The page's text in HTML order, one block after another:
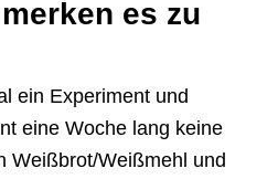
es zu
ein Experiment und
eine Woche lang keine
Weißbrot/Weißmehl und